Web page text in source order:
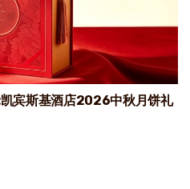
宾斯基酒店2026中秋月饼礼